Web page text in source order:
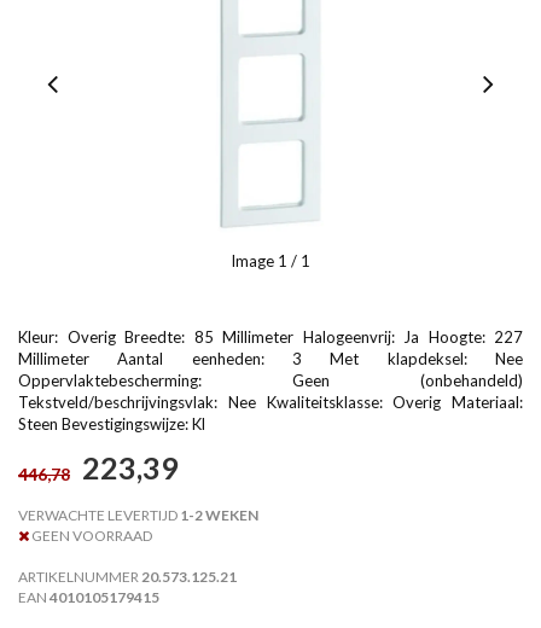
Image 1 / 1
Kleur: Overig Breedte: 85 Millimeter Halogeenvrij: Ja Hoogte: 227
Millimeter Aantal eenheden: 3 Met klapdeksel: Nee
Oppervlaktebescherming: Geen (onbehandeld)
Tekstveld/beschrijvingsvlak: Nee Kwaliteitsklasse: Overig Materiaal:
Steen Bevestigingswijze: Kl
446,78 223,39
VERWACHTE LEVERTIJD 1-2 WEKEN
GEEN VOORRAAD
ARTIKELNUMMER20.573.125.21
EAN 4010105179415